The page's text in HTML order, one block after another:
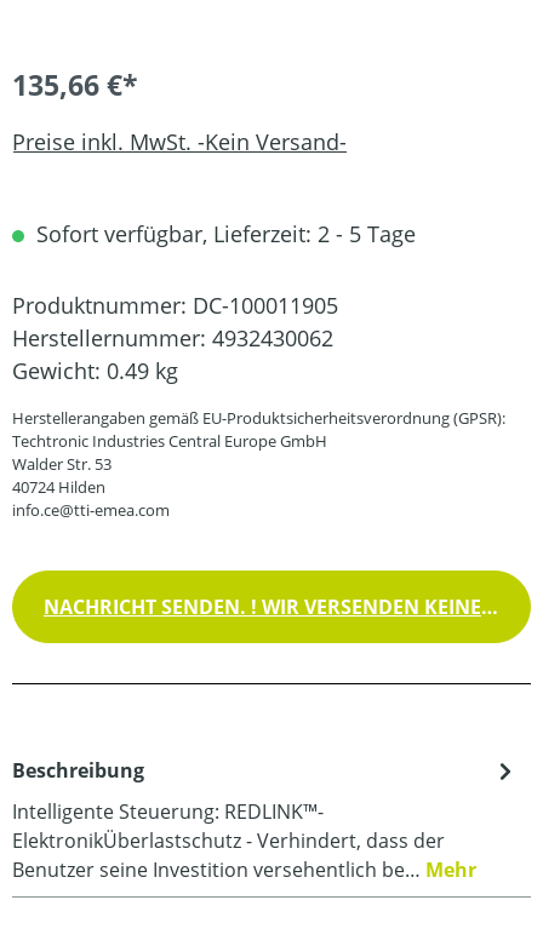
135,66 €*
Preise inkl. MwSt. -Kein Versand-
Sofort verfügbar, Lieferzeit: 2 - 5 Tage
Produktnummer: DC-100011905
Herstellernummer: 4932430062
Gewicht: 0.49 kg
Herstellerangaben gemäß EU-Produktsicherheitsverordnung (GPSR):
Techtronic Industries Central Europe GmbH
Walder Str. 53
40724 Hilden
info.ce@tti-emea.com
NACHRICHT SENDEN. ! WIR VERSENDEN KEINE WAREN !
Beschreibung
Intelligente Steuerung: REDLINK™-
ElektronikÜberlastschutz - Verhindert, dass der
Benutzer seine Investition versehentlich be… Mehr